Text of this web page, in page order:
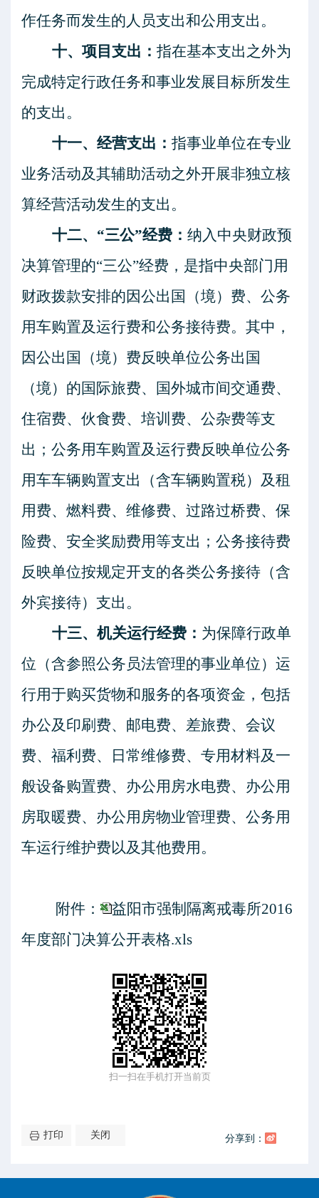
作任务而发生的人员支出和公用支出。
十、项目支出： 指在基本支出之外为
完成特定行政任务和事业发展目标所发生
的支出。
十一、经营支出： 指事业单位在专业
业务活动及其辅助活动之外开展非独立核
算经营活动发生的支出。
十二、 “三公”经费： 纳入中央财政预
决算管理的“三公”经费，是指中央部门用
财政拨款安排的因公出国（境）费、公务
用车购置及运行费和公务接待费。其中，
因公出国（境）费反映单位公务出国
（境）的国际旅费、国外城市间交通费、
住宿费、伙食费、培训费、公杂费等支
出；公务用车购置及运行费反映单位公务
用车车辆购置支出（含车辆购置税）及租
用费、燃料费、维修费、过路过桥费、保
险费、安全奖励费用等支出；公务接待费
反映单位按规定开支的各类公务接待（含
外宾接待）支出。
十三、机关运行经费： 为保障行政单
位（含参照公务员法管理的事业单位）运
行用于购买货物和服务的各项资金，包括
办公及印刷费、邮电费、差旅费、会议
费、福利费、日常维修费、专用材料及一
般设备购置费、办公用房水电费、办公用
房取暖费、办公用房物业管理费、公务用
车运行维护费以及其他费用。
附件：
益阳市强制隔离戒毒所2016
年度部门决算公开表格.xls
扫一扫在手机打开当前页
打印 关闭 分享到：